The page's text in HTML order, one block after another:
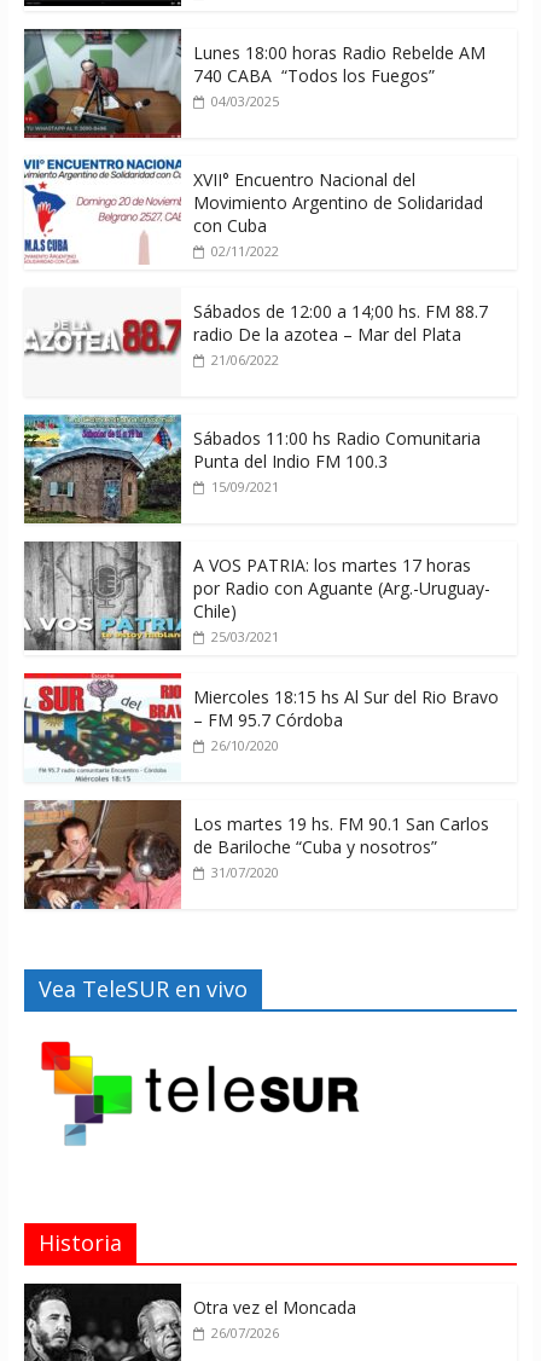
Lunes 18:00 horas Radio Rebelde AM
740 CABA “Todos los Fuegos”
04/03/2025
XVII° Encuentro Nacional del
Movimiento Argentino de Solidaridad
con Cuba
02/11/2022
Sábados de 12:00 a 14;00 hs. FM 88.7
radio De la azotea – Mar del Plata
21/06/2022
Sábados 11:00 hs Radio Comunitaria
Punta del Indio FM 100.3
15/09/2021
A VOS PATRIA: los martes 17 horas
por Radio con Aguante (Arg.-Uruguay-
Chile)
25/03/2021
Miercoles 18:15 hs Al Sur del Rio Bravo
– FM 95.7 Córdoba
26/10/2020
Los martes 19 hs. FM 90.1 San Carlos
de Bariloche “Cuba y nosotros”
31/07/2020
Vea TeleSUR en vivo
Historia
Otra vez el Moncada
26/07/2026